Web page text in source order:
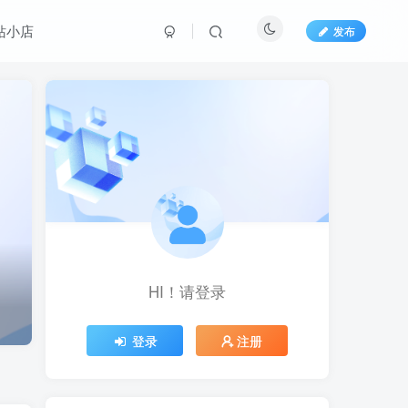
小店 发布
HI！请登录
登录 注册
HI！请登录
登录 注册